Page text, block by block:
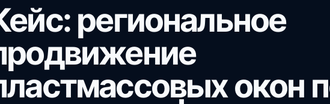
региональное
окон